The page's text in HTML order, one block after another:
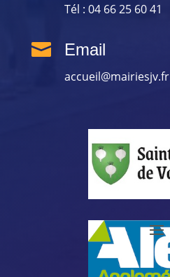
Tél : 04 66 25 60 41
 Email
accueil@mairiesjv.fr